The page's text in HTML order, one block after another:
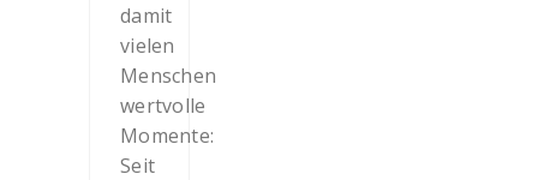
damit
vielen
Menschen
wertvolle
Momente:
Seit